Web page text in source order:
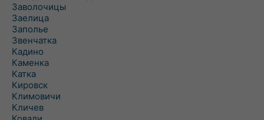
Заволочицы
Заелица
Заполье
Звенчатка
Кадино
Каменка
Катка
Кировск
Климовичи
Кличев